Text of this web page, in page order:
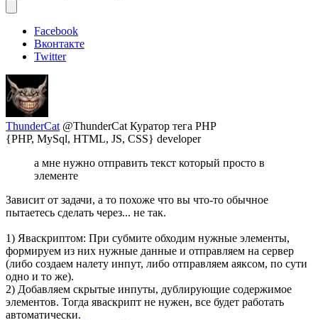
Facebook
Вконтакте
Twitter
ThunderCat @ThunderCat Куратор тега PHP
{PHP, MySql, HTML, JS, CSS} developer
а мне нужно отправить текст который просто в
элементе
Зависит от задачи, а то похоже что вы что-то обычное
пытаетесь сделать через... не так.
1) Яваскриптом: При субмите обходим нужные элементы,
формируем из них нужные данные и отправляем на сервер
(либо создаем налету инпут, либо отправляем аяксом, по сути
одно и то же).
2) Добавляем скрытые инпуты, дублирующие содержимое
элементов. Тогда яваскрипт не нужен, все будет работать
автоматически.